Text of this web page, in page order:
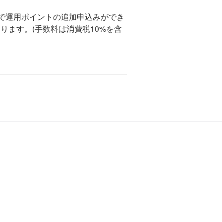
用ポイントの追加申込みができ
ます。(手数料は消費税10%を含